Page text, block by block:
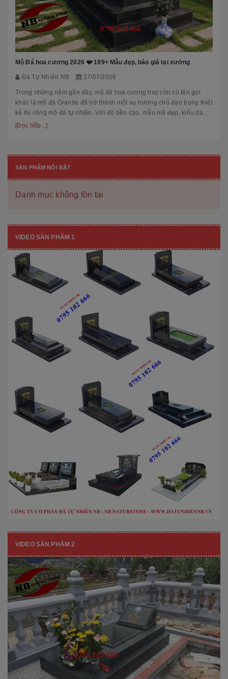
Mộ Đá hoa cương 2026 ❤️ 199+ Mẫu đẹp, báo giá tại xưởng
Đá Tự Nhiên NB 17/07/2026
Trong những năm gần đây, mộ đá hoa cương hay còn có tên gọi
khác là mộ đá Granite đã trở thành một xu hướng chủ đạo trong thiết
kế thi công mộ đá tự nhiên. Với độ bền cao, mẫu mã đẹp, kiểu dáng
hiệ...
[Đọc tiếp...]
SẢN PHẨM NỔI BẬT
Danh mục không tồn tại
VIDEO SẢN PHẨM 1
VIDEO SẢN PHẨM 2